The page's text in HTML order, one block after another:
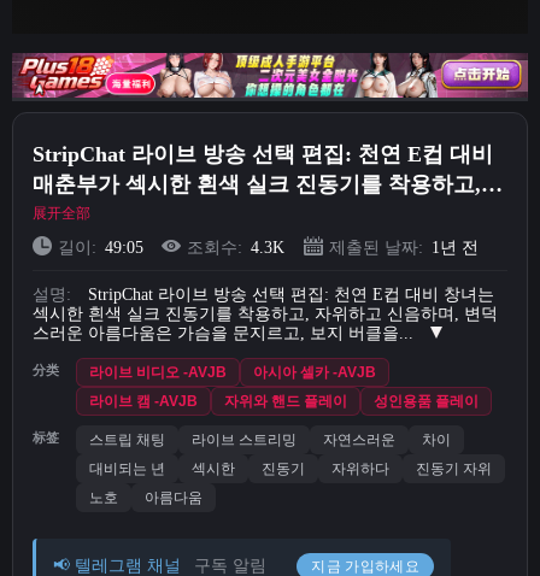
Image search
Short Videos
로그인
StripChat 라이브 방송 선택 편집: 천연 E컵 대비
매춘부가 섹시한 흰색 실크 진동기를 착용하고,
자위하고 신음하며, 변덕스러운 아름다움이 가슴
을 문지르고, 보지 버클을 채우고, 딜도가 보지에
展开全部
길이: 49:05 조회수: 4.3K 제출된 날짜: 1년 전
설명:
StripChat 라이브 방송 선택 편집: 천연 E컵 대비 창녀는
섹시한 흰색 실크 진동기를 착용하고, 자위하고 신음하며, 변덕
스러운 아름다움은 가슴을 문지르고, 보지 버클을...
分类 라이브 비디오 -AVJB
아시아 셀카 -AVJB
라이브 캠 -AVJB
자위와 핸드 플레이 성인용품 플레이
标签 스트립 채팅 라이브 스트리밍 자연스러운
차이
대비되는 년
섹시한 진동기 자위하다
진동기 자위
노호
아름다움
📢 텔레그램 채널 구독 알림 지금 가입하세요